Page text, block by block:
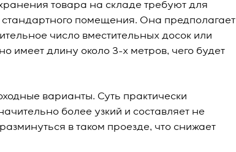
товара на складе требуют для
стандартного помещения. Она предполагает
число вместительных досок или
имеет длину около 3-х метров, чего будет
варианты. Суть практически
более узкий и составляет не
в таком проезде, что снижает